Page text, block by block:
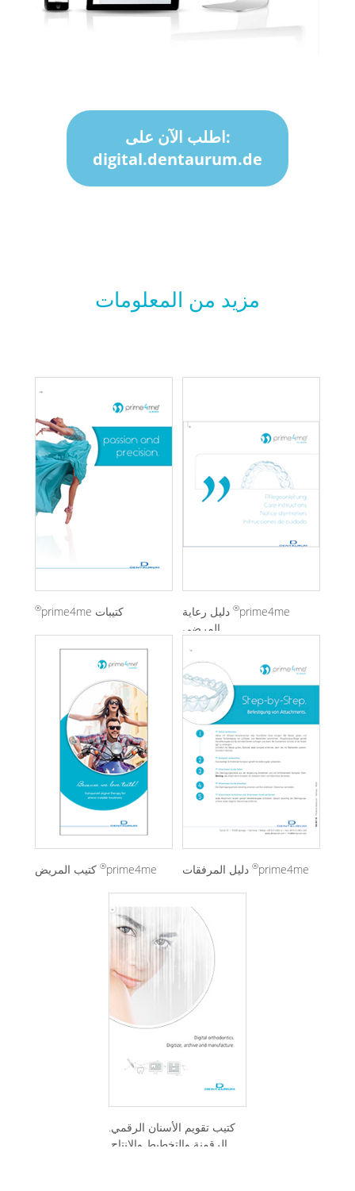
اطلب الآن على:
digital.dentaurum.de
مزيد من المعلومات
كتيبات prime4me ® prime4me
® دليل رعاية
المرضى
prime4me
® كتيب المريض prime4me
® دليل المرفقات
كتيب تقويم الأسنان الرقمي.
الرقمنة والتخطيط والإنتاج.